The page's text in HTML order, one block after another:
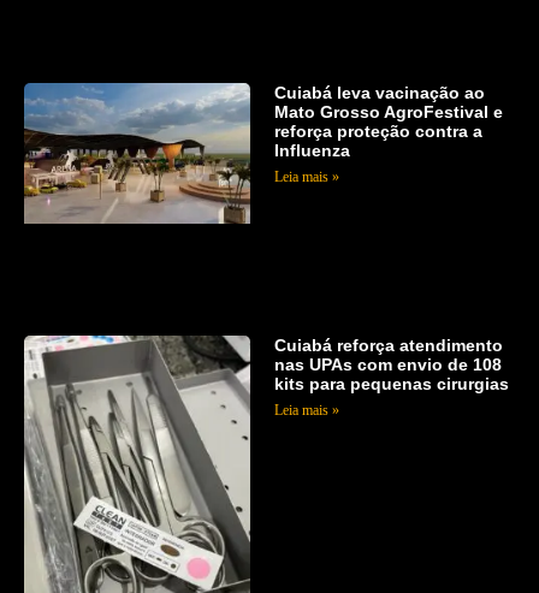
Cuiabá leva vacinação ao
Mato Grosso AgroFestival e
reforça proteção contra a
Influenza
Leia mais »
Cuiabá reforça atendimento
nas UPAs com envio de 108
kits para pequenas cirurgias
Leia mais »